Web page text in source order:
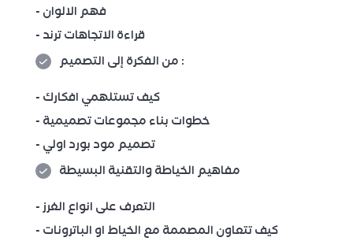
- فهم الالوان
- قراءة الاتجاهات ترند
من الفكرة إلى التصميم :
- كيف تستلهمي افكارك
- خطوات بناء مجموعات تصميمية
- تصميم مود بورد اولي
مفاهيم الخياطة والتقنية البسيطة
- التعرف على انواع الغرز
- كيف تتعاون المصممة مع الخياط او الباترونات